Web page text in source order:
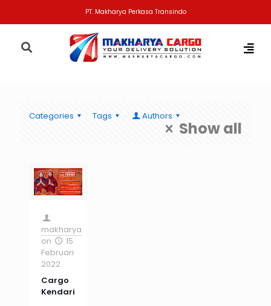
PT. Makharya Perkasa Transindo
Categories Tags Authors
Show all
makharya
on
15
Februari
2022
Cargo
Kendari